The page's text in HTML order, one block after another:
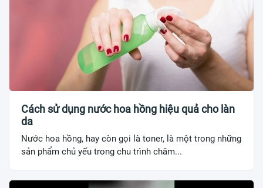
Cách sử dụng nước hoa hồng hiệu quả cho làn
da
Nước hoa hồng, hay còn gọi là toner, là một trong những
sản phẩm chủ yếu trong chu trình chăm...